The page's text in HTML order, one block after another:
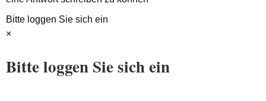
Bitte loggen Sie sich ein
×
Bitte loggen Sie sich ein